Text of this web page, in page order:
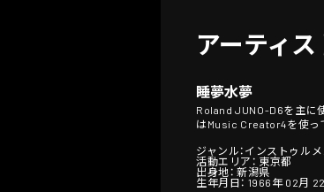
アーティ
睡夢水夢
Roland JUNO-D6を主に
はMusic Creator4を使っ
ジャンル：インストゥル
活動エリア： 東京都
出身地： 新潟県
生年月日： 1966年 02月